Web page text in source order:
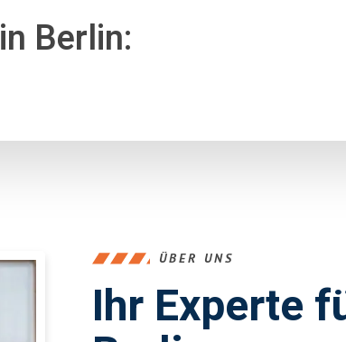
in Berlin:
ÜBER UNS
Ihr Experte